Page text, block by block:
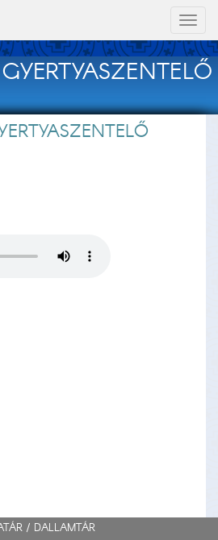
/ DALLAMTÁR